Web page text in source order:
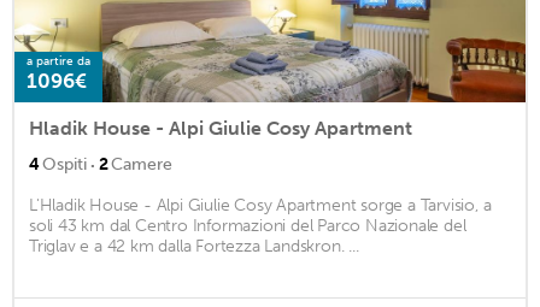
a partire da
1096€
Hladik House - Alpi Giulie Cosy Apartment
4Ospiti · 2Camere
L'Hladik House - Alpi Giulie Cosy Apartment sorge a Tarvisio, a
soli 43 km dal Centro Informazioni del Parco Nazionale del
Triglav e a 42 km dalla Fortezza Landskron. ...